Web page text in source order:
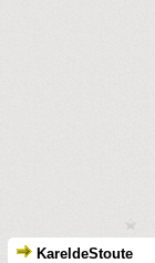
KareldeStoute